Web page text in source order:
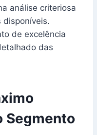
análise criteriosa
disponíveis.
de excelência
das
Segmento